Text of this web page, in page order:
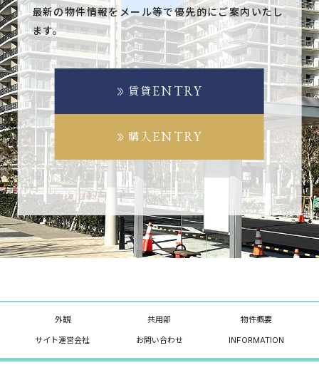
最新の物件情報をメール等で優先的にご案内いたし
ます。
賃貸 ENTRY
購入 ENTRY
外観 共用部 物件概要
サイト運営会社 お問い合わせ INFORMATION